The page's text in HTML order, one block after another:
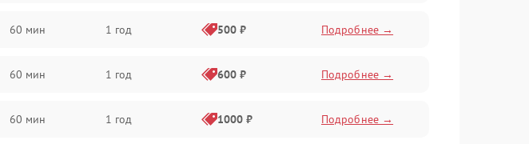
60 мин 1 год 500 ₽ Подробнее →
60 мин 1 год 600 ₽ Подробнее →
60 мин 1 год 1000 ₽ Подробнее →